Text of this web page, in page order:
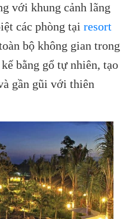
với khung cảnh lãng
các phòng tại resort
bộ không gian trong
bằng gổ tự nhiên, tạo
gần gũi với thiên